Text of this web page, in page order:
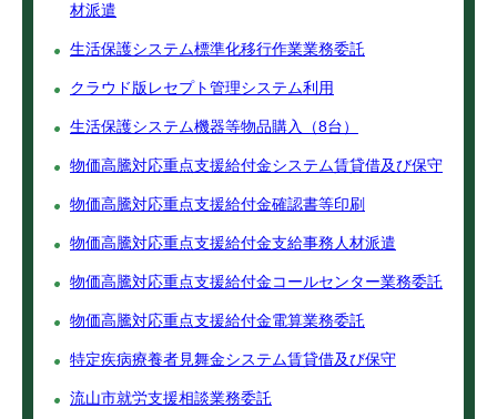
材派遣
生活保護システム標準化移行作業業務委託
クラウド版レセプト管理システム利用
生活保護システム機器等物品購入（8台）
物価高騰対応重点支援給付金システム賃貸借及び保守
物価高騰対応重点支援給付金確認書等印刷
物価高騰対応重点支援給付金支給事務人材派遣
物価高騰対応重点支援給付金コールセンター業務委託
物価高騰対応重点支援給付金電算業務委託
特定疾病療養者見舞金システム賃貸借及び保守
流山市就労支援相談業務委託